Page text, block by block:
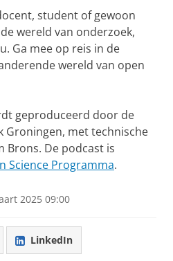
student of gewoon
wereld van onderzoek,
Ga mee op reis in de
wereld van open
geproduceerd door de
Groningen, met technische
Brons. De podcast is
Science Programma.
2025 09:00
LinkedIn